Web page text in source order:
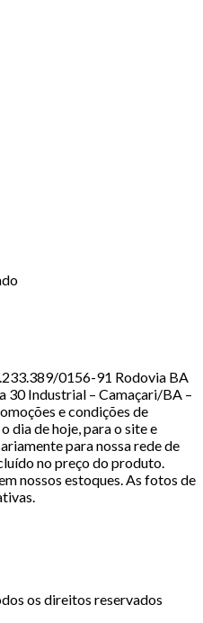
0156-91 Rodovia BA
30 Industrial – Camaçari/BA –
e condições de
dia de hoje, para o site e
para nossa rede de
no preço do produto.
nossos estoques. As fotos de
os direitos reservados